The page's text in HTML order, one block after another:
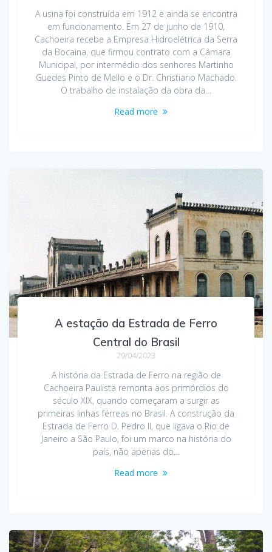
A usina foi construída em 1912 e ainda se encontra
em funcionamento. Em 27 de junho de 1910,
Cachoeira recebe a Empresa Hidroelétrica da Serra
da Bocaina, que firmou contrato com a Câmara
Municipal, por intermédio dos senhores Martinho
Guedes Pinto de Mello e o Dr. Christiano Machado.
O trabalho de instalação da obra da…
Read more
A estação da Estrada de Ferro
Central do Brasil
29/04/2023
A história da Estrada de Ferro na região de
Cachoeira Paulista remonta aos primórdios do
século XIX, quando começaram a surgir as
primeiras linhas férreas no Brasil. A construção da
Estrada de Ferro D. Pedro II, que ligava o Rio de
Janeiro a São Paulo, foi um marco na história do
país, não apenas do…
Read more